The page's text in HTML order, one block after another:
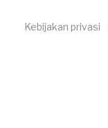
Kebijakan privasi